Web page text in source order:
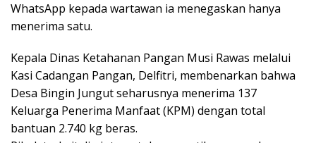
WhatsApp kepada wartawan ia menegaskan hanya
menerima satu.
Kepala Dinas Ketahanan Pangan Musi Rawas melalui
Kasi Cadangan Pangan, Delfitri, membenarkan bahwa
Desa Bingin Jungut seharusnya menerima 137
Keluarga Penerima Manfaat (KPM) dengan total
bantuan 2.740 kg beras.